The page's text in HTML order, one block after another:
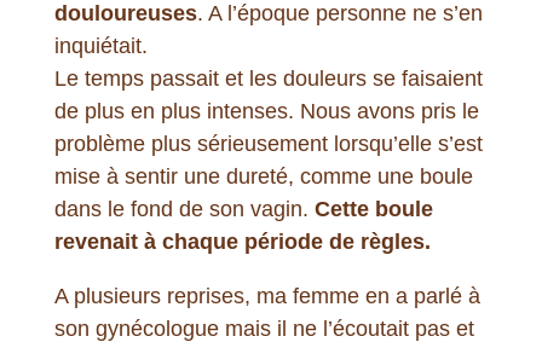
douloureuses. A l’époque personne ne s’en
inquiétait.
Le temps passait et les douleurs se faisaient
de plus en plus intenses. Nous avons pris le
problème plus sérieusement lorsqu’elle s’est
mise à sentir une dureté, comme une boule
dans le fond de son vagin. Cette boule
revenait à chaque période de règles.
A plusieurs reprises, ma femme en a parlé à
son gynécologue mais il ne l’écoutait pas et